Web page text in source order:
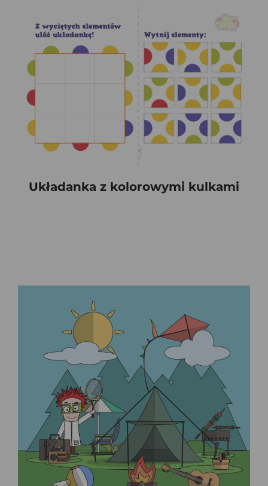
Układanka z kolorowymi kulkami